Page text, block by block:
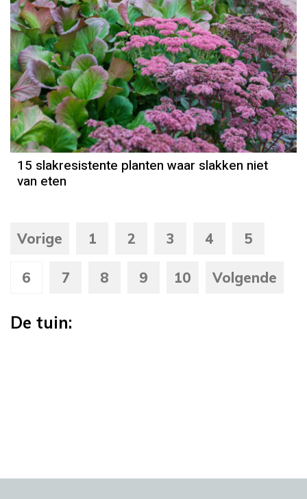
15 slakresistente planten waar slakken niet
van eten
Vorige 1 2 3 4 5
6 7 8 9 10 Volgende
De tuin: